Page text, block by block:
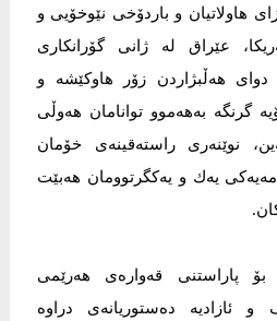
هاولاتیان و باردۆخی نێوخۆیى و
عێراق لە ژانی گۆرانکاری
دوای هەڵبژاردن زۆر هاوكێشە و
گرنگە بەهەموو توانامان هەوڵی
نوێنەری راستەقینەی خۆمان
یەك و یەکگرتوومان هەبێت
بۆ پاراستنی قەوارەی هەرێمی
ئازادیە دەستوریانەی دراوە